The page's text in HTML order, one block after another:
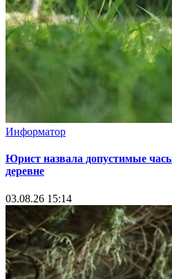
Информатор
Юрист назвала допустимые
деревне
03.08.26 15:14